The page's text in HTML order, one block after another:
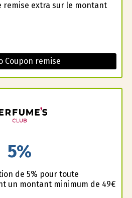
remise extra sur le montant
Coupon remise
5%
de 5% pour toute
un montant minimum de 49€